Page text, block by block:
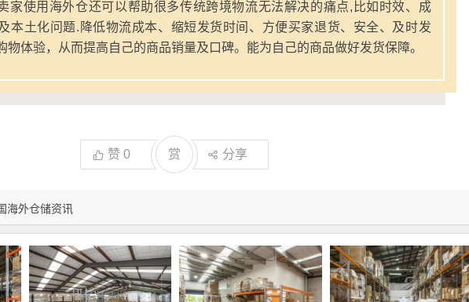
海外仓储资讯
家使用海外仓还可以帮助很多传统跨境物流无法解决的痛点,比如时效、成
本土化问题.降低物流成本、缩短发货时间、方便买家退货、安全、及时发
物体验，从而提高自己的商品销量及口碑。能为自己的商品做好发货保障。
赞 0 赏 分享